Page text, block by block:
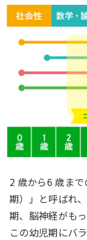
2 歳から6 歳ま
期）」と呼ばれ
期、脳神経がも
この幼児期にバ